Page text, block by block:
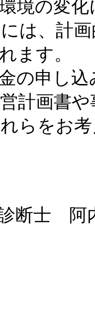
境の変
は、計
ます。
の申し
計画書
らをお
断士 阿